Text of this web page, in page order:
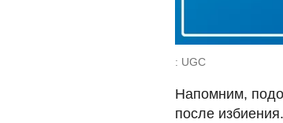
: UGC
Напомним,
после